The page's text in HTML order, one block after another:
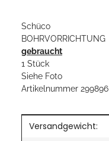
Schüco
BOHRVORRICHTUNG
gebraucht
1 Stück
Siehe Foto
Artikelnummer 299896
Produkteigenschaft
Wert
Versandgewicht: